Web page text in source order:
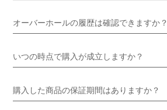
オーバーホールの履歴は確認できますか？
いつの時点で購入が成立しますか？
購入した商品の保証期間はありますか？